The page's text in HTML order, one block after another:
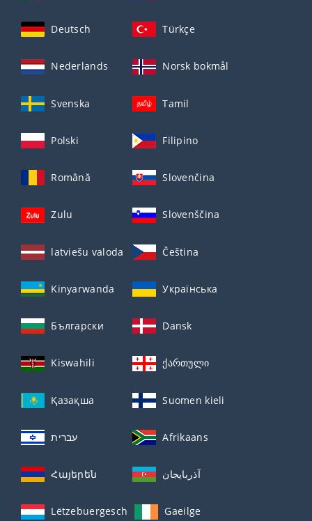
Deutsch Türkçe
Nederlands Norsk bokmål
Svenska Tamil
Polski Filipino
Română Slovenčina
Zulu Slovenščina
latviešu valoda Čeština
Kinyarwanda Українська
Български Dansk
Kiswahili ქართული
Қазақша Suomen kieli
עברית Afrikaans
Հայերեն آذربايجان
Lëtzebuergesch Gaeilge